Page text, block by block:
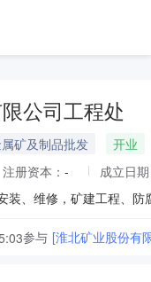
公司工程处
矿及制品批发
开业
注册资本： -
成立日
装、维修，矿建工程、防
参与 [淮北矿业股份有